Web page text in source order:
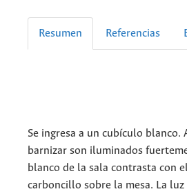
Resumen Referencias
Se ingresa a un cubículo
barnizar son iluminados
blanco de la sala contrasta con
carboncillo sobre la mesa. La